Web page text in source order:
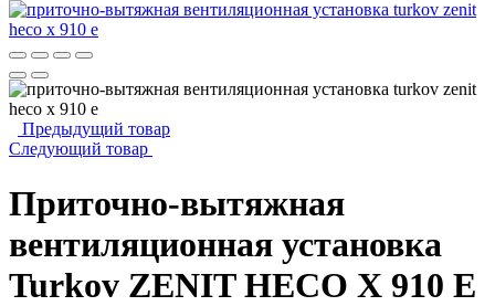
Предыдущий товар
Следующий товар
Приточно-вытяжная
вентиляционная установка
Turkov ZENIT HECO X 910 E